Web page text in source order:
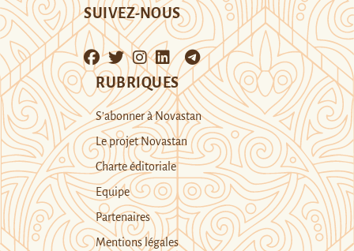
SUIVEZ-NOUS
RUBRIQUES
S’abonner à Novastan
Le projet Novastan
Charte éditoriale
Equipe
Partenaires
Mentions légales